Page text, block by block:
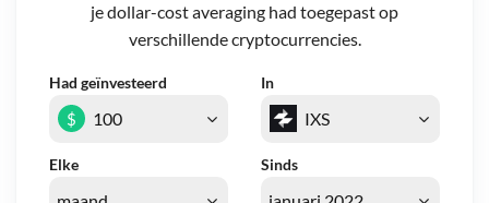
je dollar-cost averaging had toegepast op
verschillende cryptocurrencies.
Had geïnvesteerd In
Elke Sinds
$